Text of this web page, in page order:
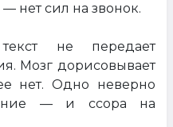
— нет сил на звонок.
не передает
Мозг дорисовывает
нет. Одно неверно
— и ссора на